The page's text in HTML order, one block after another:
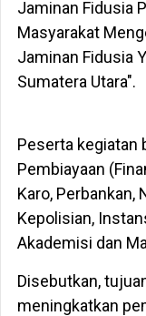
Jaminan Fidusia
Masyarakat
Jaminan Fidusia
Sumatera Utara".
Peserta kegiatan
Pembiayaan
Karo, Perbankan,
Kepolisian,
Akademisi dan
Disebutkan,
meningkatkan